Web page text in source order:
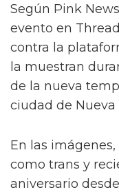
Según Pink
evento en
contra la
la muestran
de la nueva
ciudad de Nueva
En las
como trans y
aniversario